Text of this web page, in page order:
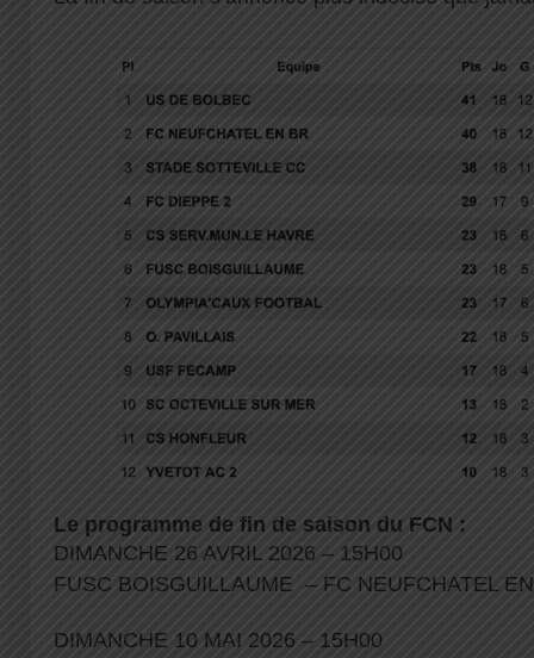
Le programme de fin de saison du FCN :
DIMANCHE 26 AVRIL 2026 – 15H00
FUSC BOISGUILLAUME – FC NEUFCHATEL
DIMANCHE 10 MAI 2026 – 15H00